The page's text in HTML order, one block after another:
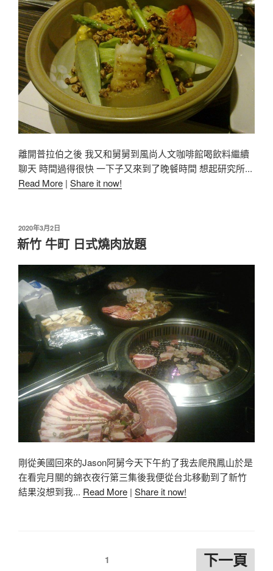
離開普拉伯之後 我又和舅舅到風尚人文咖啡館喝飲料繼續
聊天 時間過得很快 一下子又來到了晚餐時間 想起研究所...
Read More | Share it now!
2020年3月2日
新竹 牛町 日式燒肉放題
剛從美國回來的Jason阿舅今天下午約了我去爬飛鳳山於是
在看完月關的錦衣夜行第三集後我便從台北移動到了新竹
結果沒想到我... Read More | Share it now!
1 下一頁